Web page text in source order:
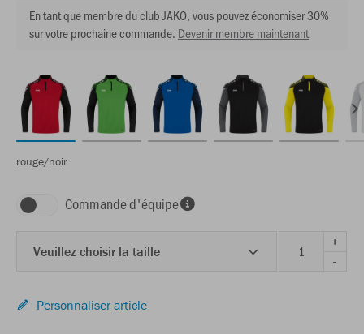
En tant que membre du club JAKO, vous pouvez économiser 30%
sur votre prochaine commande. Devenir membre maintenant
rouge/noir
Commande d'équipe
Veuillez choisir la taille
+
-
Personnaliser article